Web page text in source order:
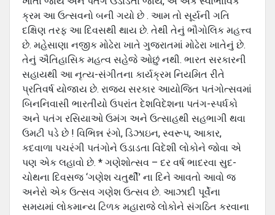
ક્રમ આ ઉત્સવનો બની ગયો છે . આમ તો સૂર્યની ગતિ
દક્ષિણ તરફ આ દિવસથી થાય છે. તેથી તેનું ભૌગોલિક મહત્ત્વ
છે. મહેસાણા નજીક મોઢેરા ખાતે ગુજરાતમાં મોઢેરા ખાતેનું છે.
તેનું ઐતિહાસિક મહત્વ સહેજે ઓછું નથી. ભારત સરકારની
સહાયથી આ નૃત્ય-સંગીતના કાર્યક્રમ નિયમિત રીતે
પ્રતિવર્ષ યોજાય છે. રાજય સરકાર આયોજિત પતંગોત્સવમાં
બિનનિવાસી ભારતીયો ઉપરાંત દેશવિદેશના પતંગ-સ્પર્ધકો
અને પતંગ રસિયાઓ ઉમંગ અને ઉત્સાહથી સહભાગી થવા
ઉમટી પડે છે ! વિભિન્ન રંગો, ડિઝાઇન, સ્વરૂપ, આકાર,
કદવાળા પચરંગી પતંગોને ઉડાડતા વિદેશી લોકોને જોવા એ
પણ એક લહાવો છે. * ગણેશોત્સવ – દર વર્ષ ભાદરવા સુદ-
ચોથના દિવસજ ‘ગણેશ ચતુર્થી’ ના દિને આવતો આવો જ
અનેરો એક ઉત્સવ ગણેશ ઉત્સવ છે. આઝાદી પૂર્વેના
સમયમાં લોકમાન્ય ટિળક મહારાજે લોકોને સંગઠિત કરવાના